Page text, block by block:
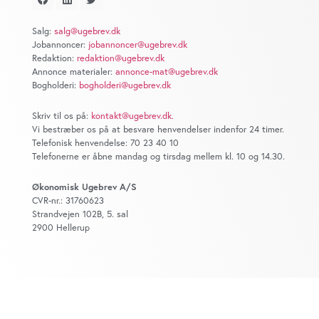
sociale medier, annonceringspartnere og
analysepartnere. Vores partnere kan kombinere disse
data med andre oplysninger, du har givet dem, eller som
de har indsamlet fra din brug af deres tjenester. Du
anvende vores hjemmeside.
Salg: salg@ugebrev.dk
Jobannoncer: jobannoncer@ugebrev.dk
Redaktion: redaktion@ugebrev.dk
Annonce materialer: annonce-mat@ugebrev.dk
Bogholderi: bogholderi@ugebrev.dk
Skriv til os på: kontakt@ugebrev.dk.
Vi bestræber os på at besvare henvendelser indenfor 24 timer.
Telefonisk henvendelse: 70 23 40 10
Telefonerne er åbne mandag og tirsdag mellem kl. 10 og 14.30.
Økonomisk Ugebrev A/S
CVR-nr.: 31760623
Strandvejen 102B, 5. sal
2900 Hellerup